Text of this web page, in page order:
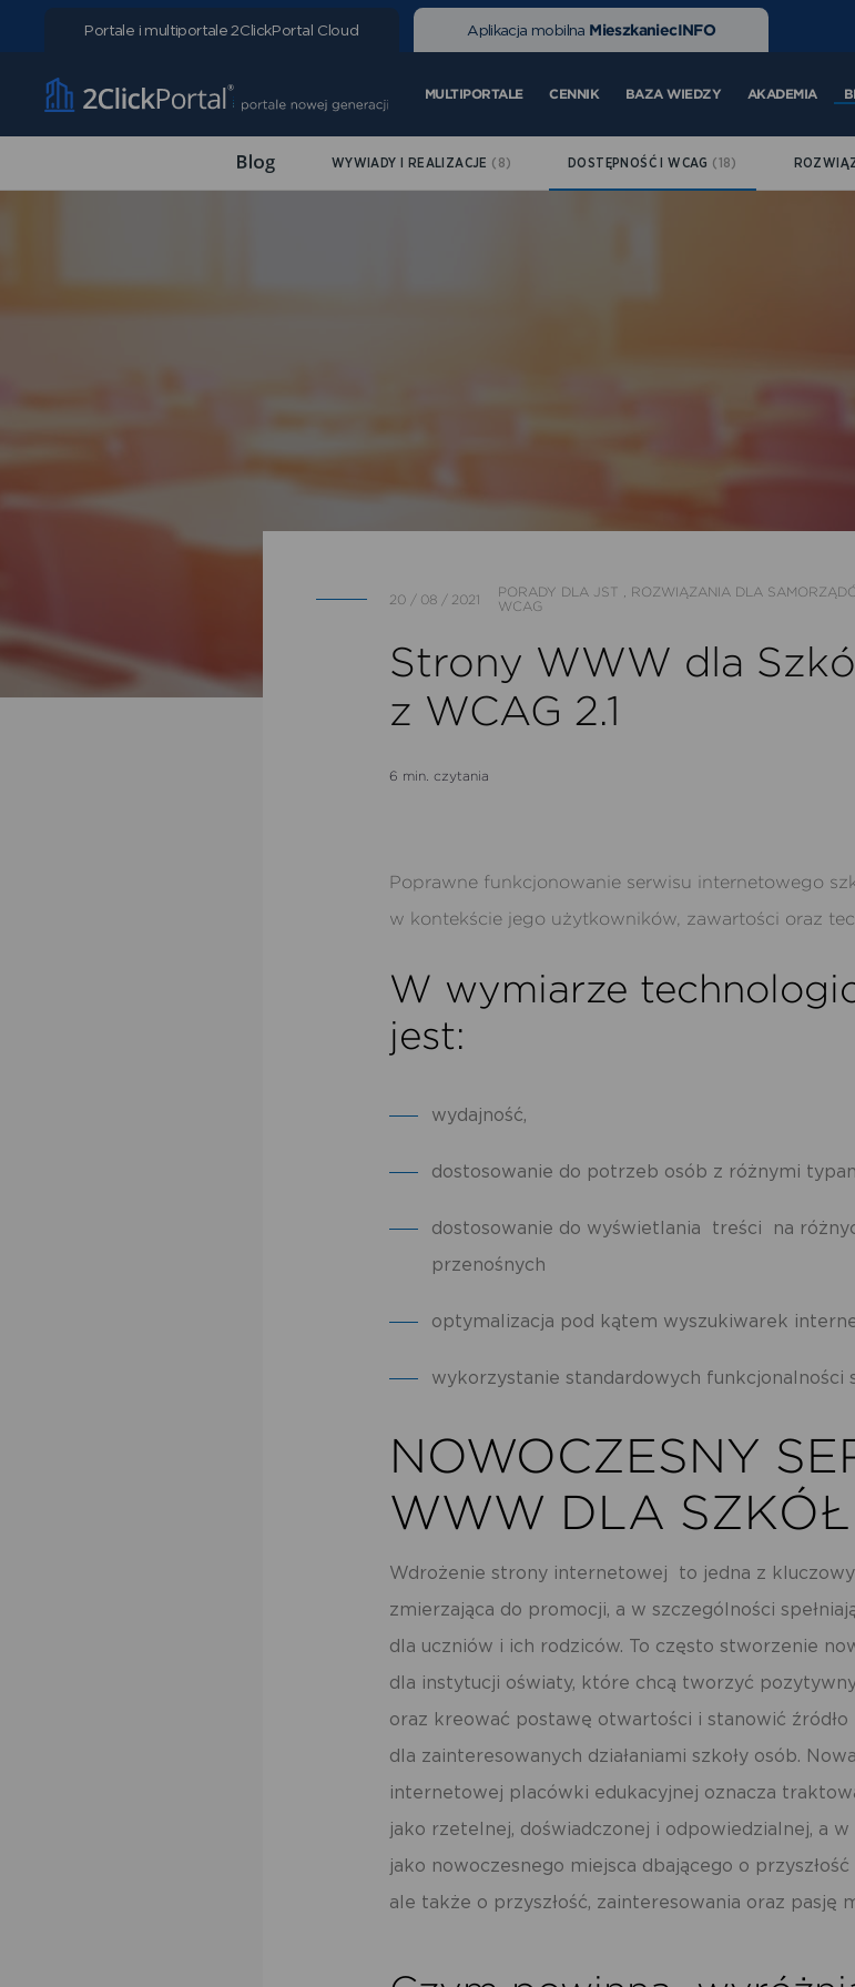
Portale i multiportale 2ClickPortal Cloud Aplikacja mobilna MieszkaniecINFO
MULTIPORTALE CENNIK BAZA WIEDZY AKADEMIA
WYWIADY I REALIZACJE (8) DOSTĘPNOŚĆ I WCAG (18)
20 / 08 / 2021 PORADY DLA JST ROZWIĄZANIA DLA
WCAG
Strony WWW dla
z WCAG 2.1
6 min. czytania
Poprawne funkcjonowanie serwisu internetowego
w kontekście jego użytkowników, zawartości oraz
W wymiarze
jest:
wydajność,
dostosowanie do potrzeb osób z różnymi
dostosowanie do wyświetlania treści na
przenośnych
optymalizacja pod kątem wyszukiwarek
wykorzystanie standardowych funkcjonalności
NOWOCZESNY
WWW DLA SZKÓŁ
Wdrożenie strony internetowej to jedna z
zmierzająca do promocji, a w szczególności
dla uczniów i ich rodziców. To często stworzenie
dla instytucji oświaty, które chcą tworzyć
oraz kreować postawę otwartości i stanowić
dla zainteresowanych działaniami szkoły osób.
internetowej placówki edukacyjnej oznacza
jako rzetelnej, doświadczonej i odpowiedzialnej, a w
jako nowoczesnego miejsca dbającego o
ale także o przyszłość, zainteresowania oraz pasję